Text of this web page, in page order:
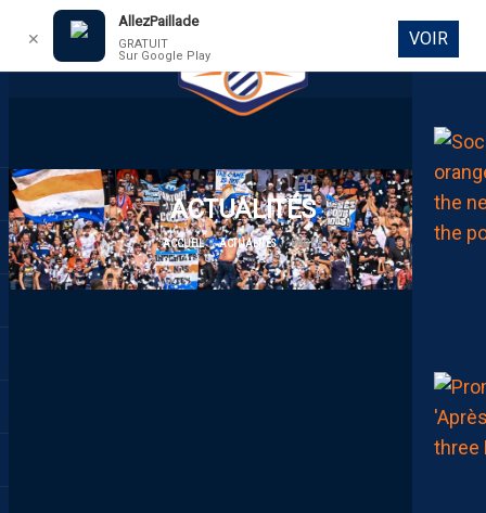
DIRECT
ACTUALITÉS
ACCUEIL ACTUALITÉS PAGE 3
✕
AllezPaillade
GRATUIT
Sur Google Play
VOIR